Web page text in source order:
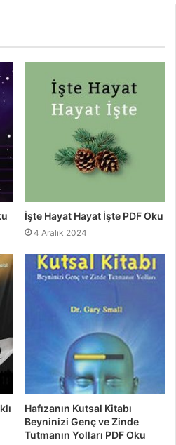
İşte Hayat Hayat İşte PDF Oku
4 Aralık 2024
Hafızanın Kutsal Kitabı
Beyninizi Genç ve Zinde
Tutmanın Yolları PDF Oku